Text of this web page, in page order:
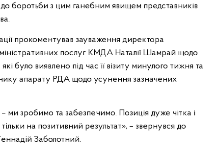
боротьби з цим ганебним явищем представників
прокоментував зауваження директора
послуг КМДА Наталії Шамрай щодо
було виявлено під час її візиту минулого тижня та
апарату РДА щодо усунення зазначених
ми зробимо та забезпечимо. Позиція дуже чітка і
на позитивний результат», – звернувся до
Заболотний.